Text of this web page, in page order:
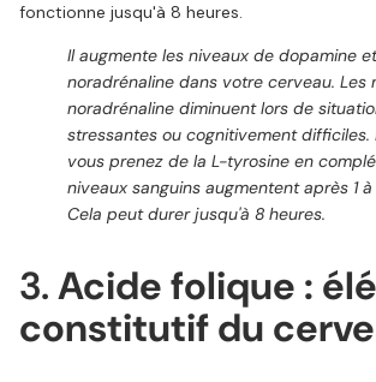
fonctionne jusqu'à 8 heures.
Il augmente les niveaux de dopamine
noradrénaline dans votre cerveau. Les
noradrénaline diminuent lors de
stressantes ou cognitivement difficiles.
vous prenez de la L-tyrosine en
niveaux sanguins augmentent après 1 à
Cela peut durer jusqu'à 8 heures.
3.Acide folique :
constitutif du